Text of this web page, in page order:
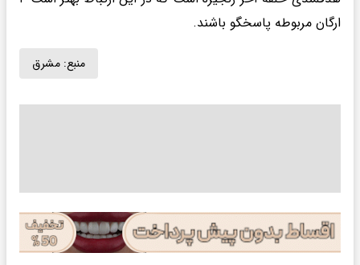
ارگان مربوطه پاسخگو باشند.
منبع: مشرق